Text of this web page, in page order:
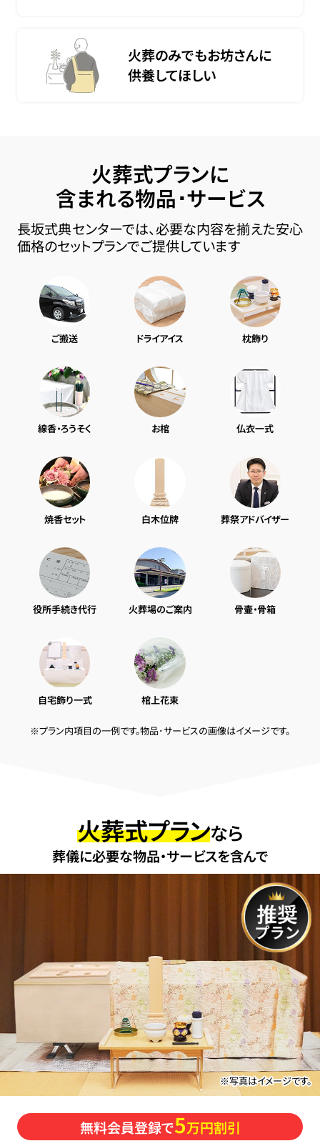
火葬のみでもお坊さんに
供養してほしい
火葬式プランに
含まれる物品･サービス
長坂式典センターでは、必要な内容を揃えた安心
価格のセットプランでご提供しています
ご搬送 ドライアイス 枕飾り
線香・ろうそく お棺 仏衣一式
焼香セット 白木位牌 葬祭アドバイザー
役所手続き代行 火葬場のご案内 骨壷・骨箱
自宅飾り一式 棺上花束
※プラン内項目の一例です。物品･サービスの画像はイメージです。
火葬式プランなら
葬儀に必要な物品・サービスを含んで
※写真はイメージです。
無料会員登録で5万円割引